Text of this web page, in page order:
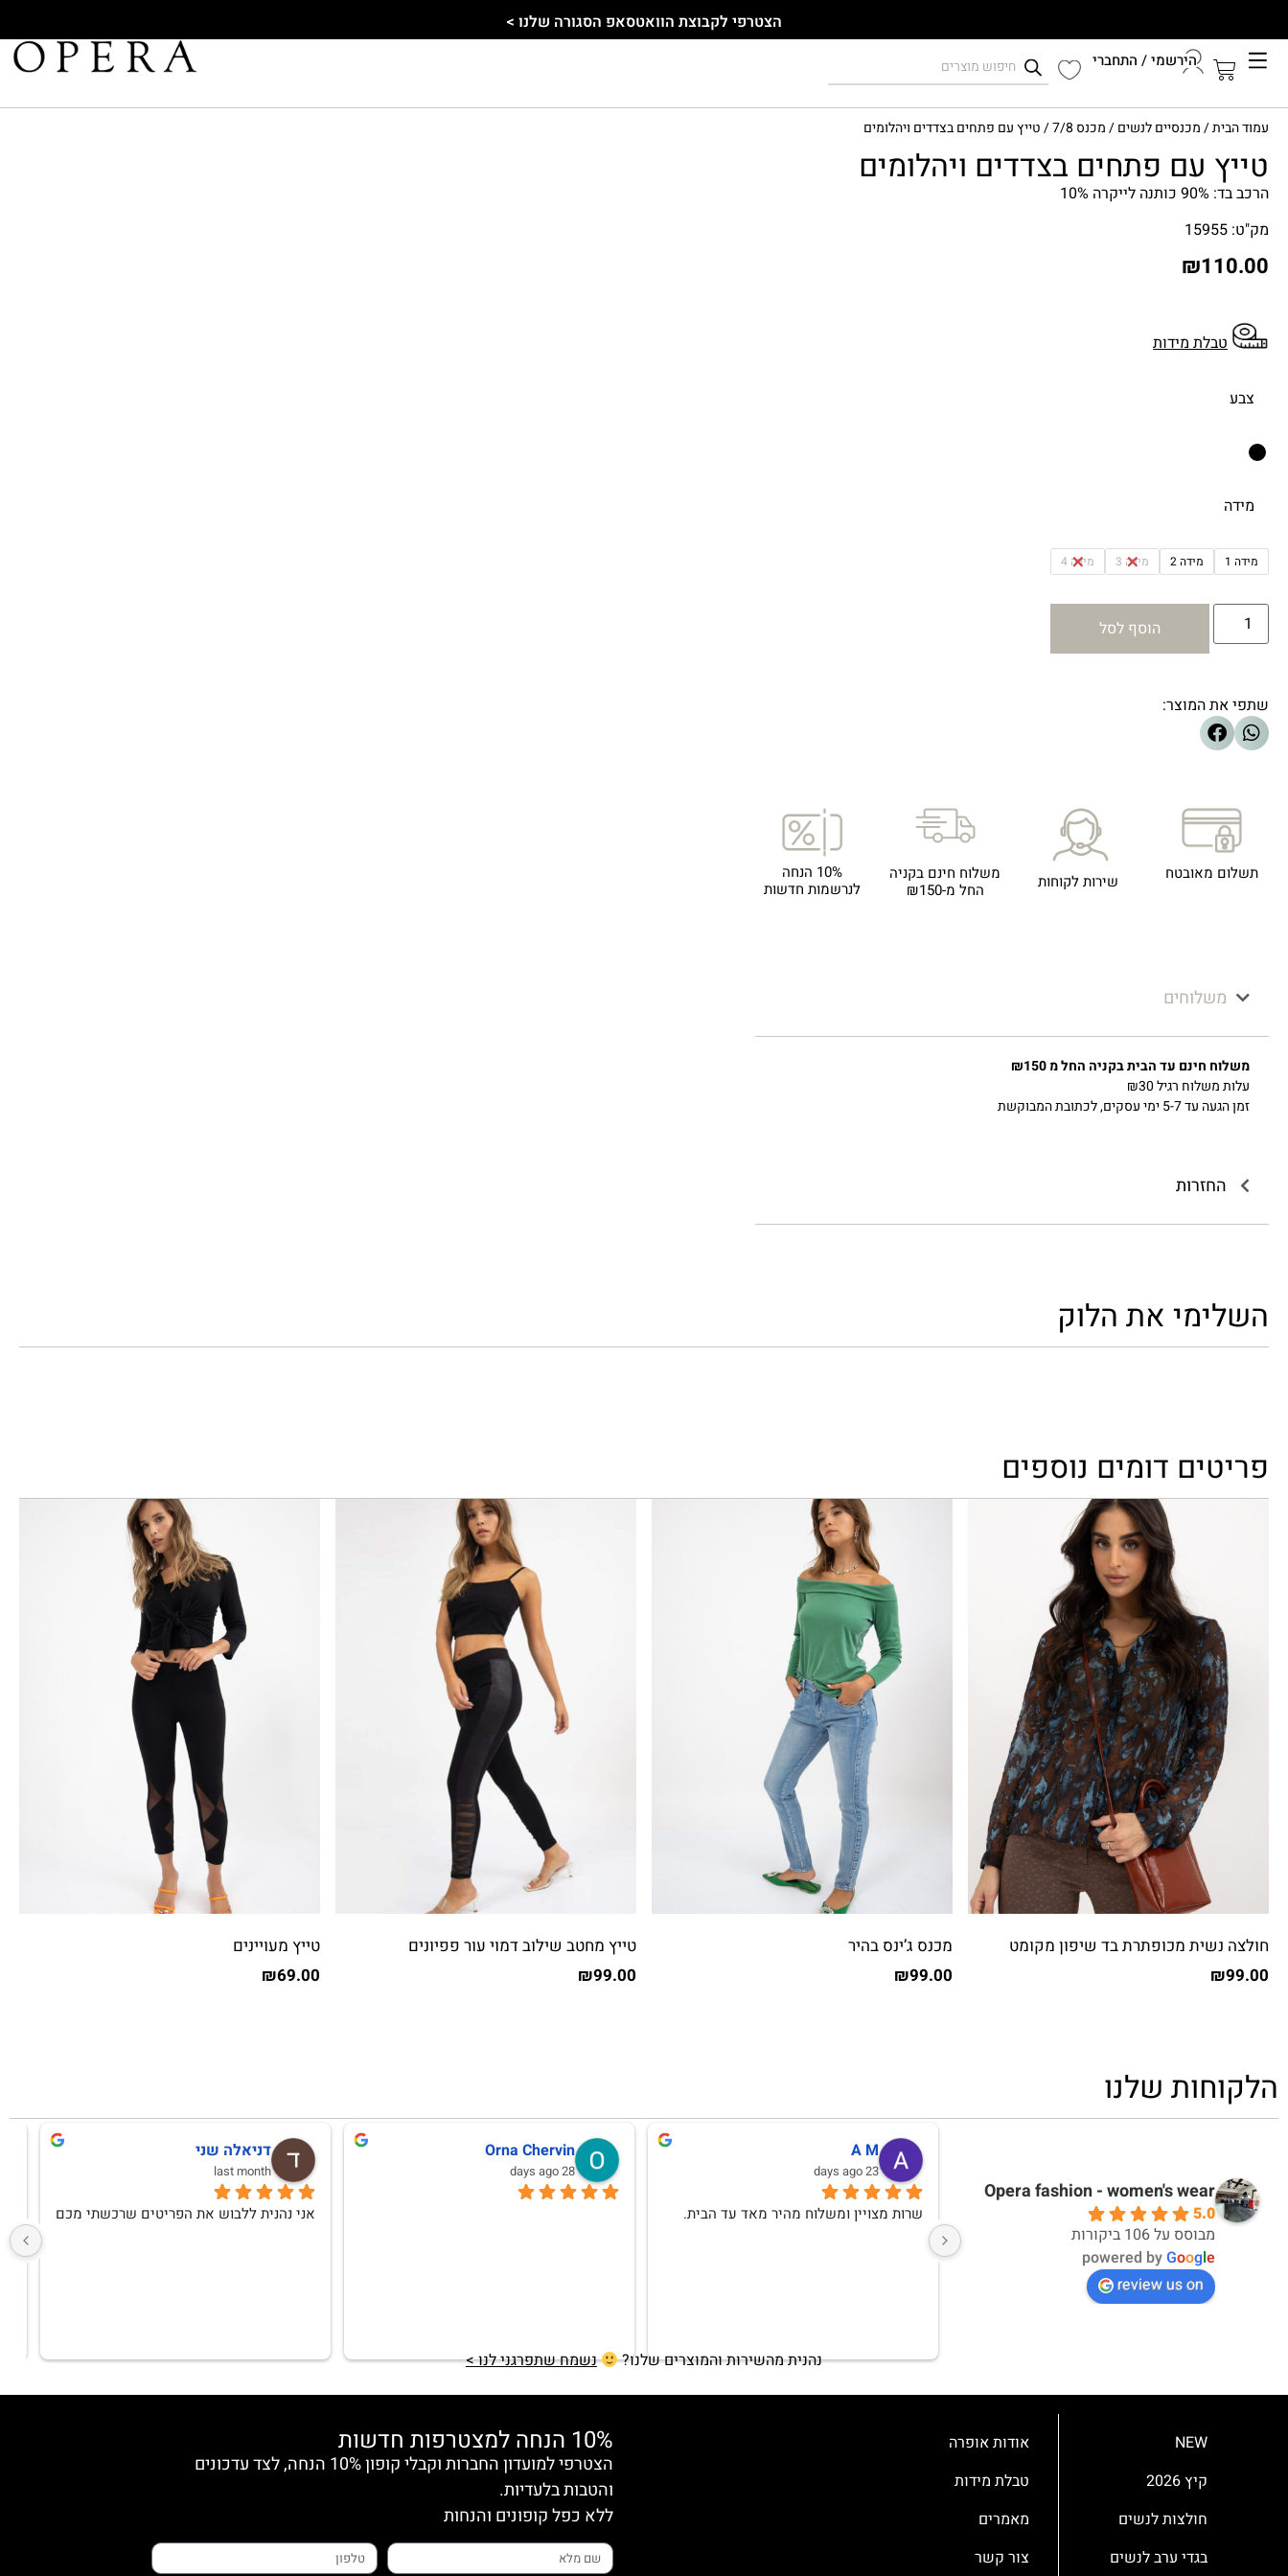
הצטרפי לקבוצת הוואטסאפ הסגורה שלנו >
הירשמי / התחברי
עמוד הבית/מכנסיים לנשים/מכנס 7/8 / טייץ עם פתחים בצדדים ויהלומים
טייץ עם פתחים בצדדים ויהלומים
הרכב בד: 90% כותנה לייקרה 10%
מק"ט: 15955
₪110.00
טבלת מידות
צבע
מידה
מידה 1 מידה 2 מידה 3 מידה 4
הוסף לסל
שתפי את המוצר:
תשלום מאובטח שירות לקוחות
משלוח חינם בקניה
החל מ-₪150
10% הנחה
לנרשמות חדשות
משלוחים
משלוח חינם עד הבית בקניה החל מ ₪150
עלות משלוח רגיל ₪30
זמן הגעה עד 5-7 ימי עסקים, לכתובת המבוקשת
החזרות
השלימי את הלוק
פריטים דומים נוספים
חולצה נשית מכופתרת בד שיפון מקומט
₪99.00
מכנס ג’ינס בהיר
₪99.00
טייץ מחטב שילוב דמוי עור פפיונים
₪99.00
טייץ מעויינים
₪69.00
הלקוחות שלנו
Opera fashion - women's wear
5.0
מבוסס על 106 ביקורות
powered byGoogle
review us on
אני נהנית ללבוש את הפריטים שרכשתי מכם
last month
דליה יצחקי
last month
Alla Alexandrova
נהנית מהשירות והמוצרים שלנו? נשמח שתפרגני לנו >
NEW
קיץ 2026
חולצות לנשים
בגדי ערב לנשים
אודות אופרה
טבלת מידות
מאמרים
צור קשר
10% הנחה למצטרפות חדשות
הצטרפי למועדון החברות וקבלי קופון 10% הנחה, לצד עדכונים
והטבות בלעדיות.
ללא כפל קופונים והנחות